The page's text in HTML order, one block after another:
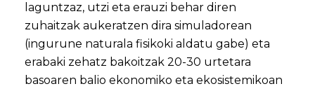
laguntzaz, utzi eta erauzi behar diren
zuhaitzak aukeratzen dira simuladorean
(ingurune naturala fisikoki aldatu gabe) eta
erabaki zehatz bakoitzak 20-30 urtetara
basoaren balio ekonomiko eta ekosistemikoan